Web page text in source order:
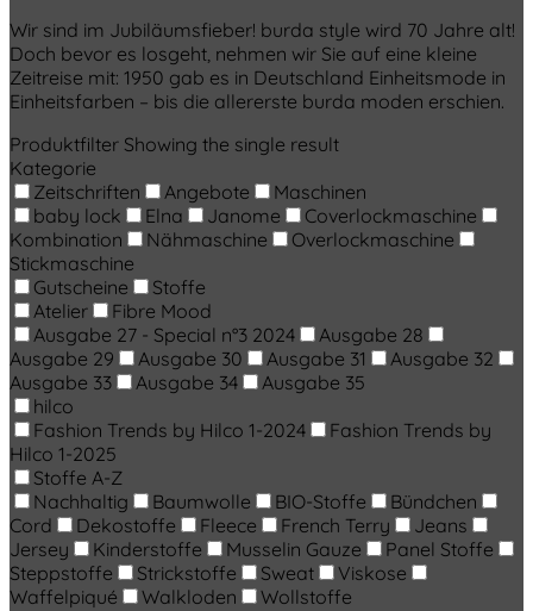
Wir sind im Jubiläumsfieber! burda style wird 70 Jahre alt!
Doch bevor es losgeht, nehmen wir Sie auf eine kleine
Zeitreise mit: 1950 gab es in Deutschland Einheitsmode in
Einheitsfarben – bis die allererste burda moden erschien.
Produktfilter Showing the single result
Kategorie
Zeitschriften
Angebote
Maschinen
baby lock
Elna Janome
Coverlockmaschine
Kombination
Nähmaschine
Overlockmaschine
Stickmaschine
Gutscheine
Stoffe
Atelier
Fibre Mood
Ausgabe 27 - Special n°3 2024
Ausgabe 28
Ausgabe 29
Ausgabe 30 Ausgabe 31
Ausgabe 32
Ausgabe 33
Ausgabe 34
Ausgabe 35
hilco
Fashion Trends by Hilco 1-2024
Fashion Trends by
Hilco 1-2025
Stoffe A-Z
Nachhaltig
Baumwolle BIO-Stoffe
Bündchen
Cord
Dekostoffe Fleece French Terry
Jeans
Jersey
Kinderstoffe Musselin Gauze
Panel Stoffe
Steppstoffe
Strickstoffe Sweat
Viskose
Waffelpiqué
Walkloden
Wollstoffe